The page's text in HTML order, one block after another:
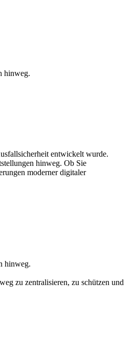
hinweg.
entwickelt wurde.
hinweg. Ob Sie
moderner digitaler
hinweg.
zu zentralisieren, zu schützen und